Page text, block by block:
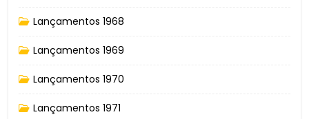
Lançamentos 1968
Lançamentos 1969
Lançamentos 1970
Lançamentos 1971